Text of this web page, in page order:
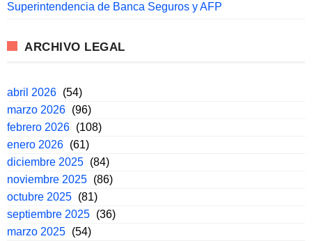
Superintendencia de Banca Seguros y AFP
ARCHIVO LEGAL
abril 2026 (54)
marzo 2026 (96)
febrero 2026 (108)
enero 2026 (61)
diciembre 2025 (84)
noviembre 2025 (86)
octubre 2025 (81)
septiembre 2025 (36)
marzo 2025 (54)